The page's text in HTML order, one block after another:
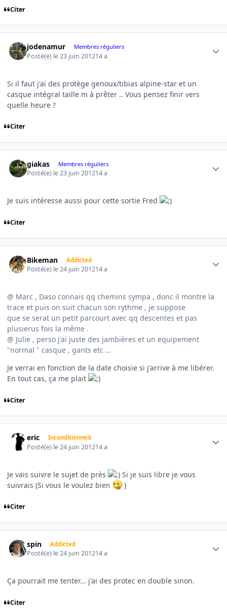
Citer
jodenamur Membres réguliers
Posté(e) le 23 juin 201214 a
Si il faut j'ai des protège genoux/tibias alpine-star et un
casque intégral taille m à prêter .. Vous pensez finir vers
quelle heure ?
Citer
giakas Membres réguliers
Posté(e) le 23 juin 201214 a
Je suis intéresse aussi pour cette sortie Fred
Citer
Bikeman Addicted
Posté(e) le 24 juin 201214 a
@ Marc , Daso connais qq chemins sympa , donc il montre la
trace et puis on suit chacun son rythme , je suppose
que se serat un petit parcourt avec qq descentes et pas
plusierus fois la même .
@ Julie , perso j'ai juste des jambières et un equipement
"normal " casque , gants etc ...
Je verrai en fonction de la date choisie si j'arrive à me libérer.
En tout cas, ça me plait
Citer
eric Inconditionnels
Posté(e) le 24 juin 201214 a
Je vais suivre le sujet de près
Si je suis libre je vous
suivrais (Si vous le voulez bien
)
Citer
spin Addicted
Posté(e) le 24 juin 201214 a
Ça pourrait me tenter... j'ai des protec en double sinon.
Citer